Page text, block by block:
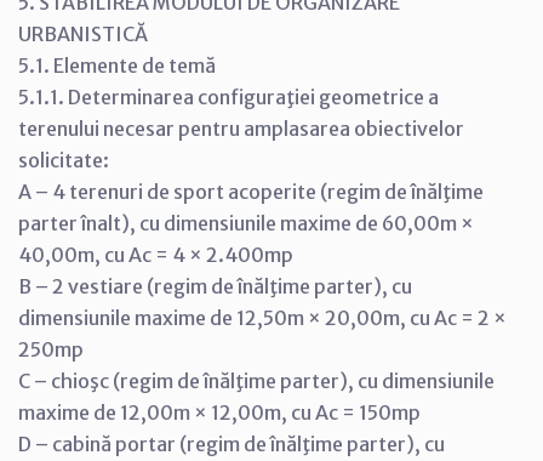
URBANISTICĂ
5.1. Elemente de temă
5.1.1. Determinarea configuraţiei geometrice a
terenului necesar pentru amplasarea obiectivelor
solicitate:
A – 4 terenuri de sport acoperite (regim de înălţime
parter înalt), cu dimensiunile maxime de 60,00m ×
40,00m, cu Ac = 4 × 2.400mp
B – 2 vestiare (regim de înălţime parter), cu
dimensiunile maxime de 12,50m × 20,00m, cu Ac = 2 ×
250mp
C – chioşc (regim de înălţime parter), cu dimensiunile
maxime de 12,00m × 12,00m, cu Ac = 150mp
D – cabină portar (regim de înălţime parter), cu